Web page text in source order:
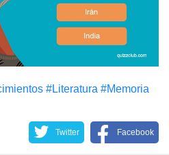
#Literatura #Memoria
Twitter Facebook